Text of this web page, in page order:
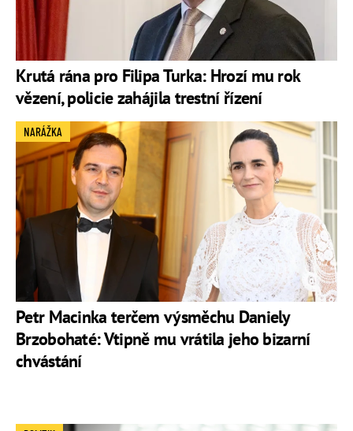
Krutá rána pro Filipa Turka: Hrozí mu rok
vězení, policie zahájila trestní řízení
Petr Macinka terčem výsměchu Daniely
Brzobohaté: Vtipně mu vrátila jeho bizarní
chvástání
NARÁŽKA